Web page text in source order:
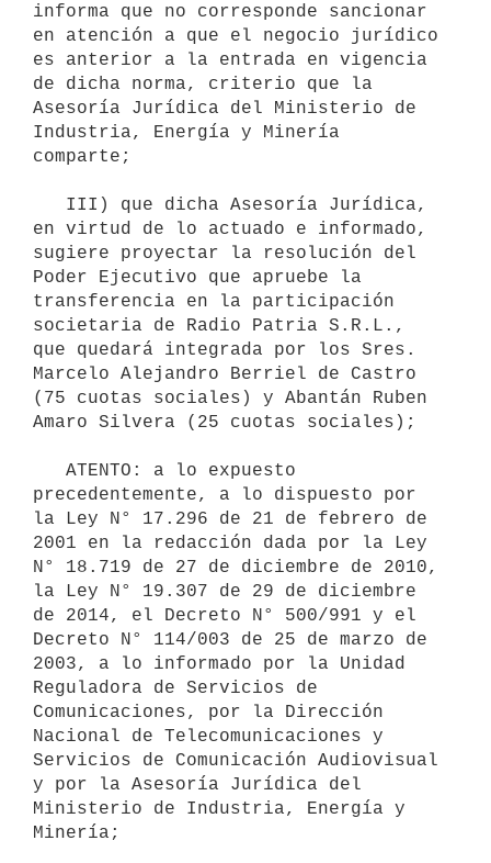
informa que no corresponde sancionar
en atención a que el negocio jurídico
es anterior a la entrada en vigencia
de dicha norma, criterio que la
Asesoría Jurídica del Ministerio de
Industria, Energía y Minería
comparte;
en virtud de lo actuado e informado,
sugiere proyectar la resolución del
Poder Ejecutivo que apruebe la
transferencia en la participación
societaria de Radio Patria S.R.L.,
que quedará integrada por los Sres.
Marcelo Alejandro Berriel de Castro
(75 cuotas sociales) y Abantán Ruben
Amaro Silvera (25 cuotas sociales);
precedentemente, a lo dispuesto por
la Ley N° 17.296 de 21 de febrero de
2001 en la redacción dada por la Ley
N° 18.719 de 27 de diciembre de 2010,
la Ley N° 19.307 de 29 de diciembre
de 2014, el Decreto N° 500/991 y el
Decreto N° 114/003 de 25 de marzo de
2003, a lo informado por la Unidad
Reguladora de Servicios de
Comunicaciones, por la Dirección
Nacional de Telecomunicaciones y
Servicios de Comunicación Audiovisual
y por la Asesoría Jurídica del
Ministerio de Industria, Energía y
Minería;